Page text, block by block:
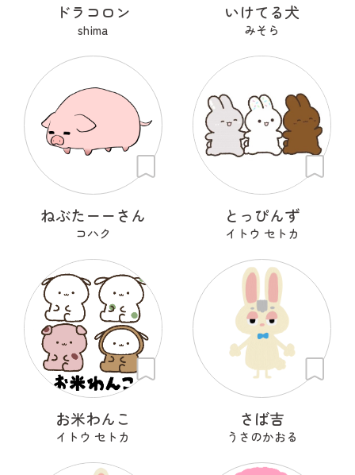
ドラコロン
shima
いけてる犬
みそら
ねぶたーーさん
コハク
とっぴんず
イトウ セトカ
お米わんこ
イトウ セトカ
さば吉
うさのかおる